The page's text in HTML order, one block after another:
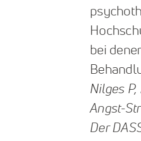
bei
Nilges P,
Angst-
Der